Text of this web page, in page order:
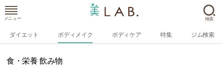
メニュー 検索
ダイエット ボディメイク ボディケア 特集 ジム検索
食・栄養 飲み物